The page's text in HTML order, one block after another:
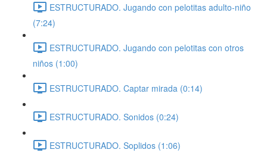
ESTRUCTURADO. Jugando con pelotitas adulto-niño
(7:24)
ESTRUCTURADO. Jugando con pelotitas con otros
niños (1:00)
ESTRUCTURADO. Captar mirada (0:14)
ESTRUCTURADO. Sonidos (0:24)
ESTRUCTURADO. Soplidos (1:06)